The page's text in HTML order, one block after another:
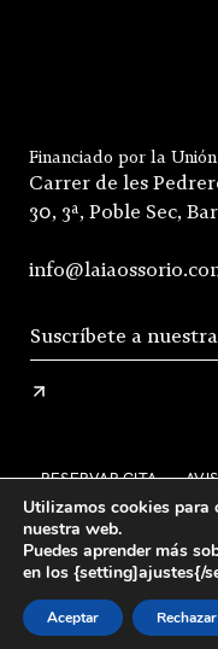
Financiado por la
Carrer de les
30, 3ª, Poble Sec,
RESERVAR CITA
ENVÍO Y
CONDICIONES
Utilizamos cookies para
nuestra web.
Puedes aprender más
en los {setting]ajustes{/
Aceptar Rechazar